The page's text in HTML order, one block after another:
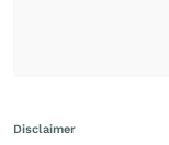
Disclaimer